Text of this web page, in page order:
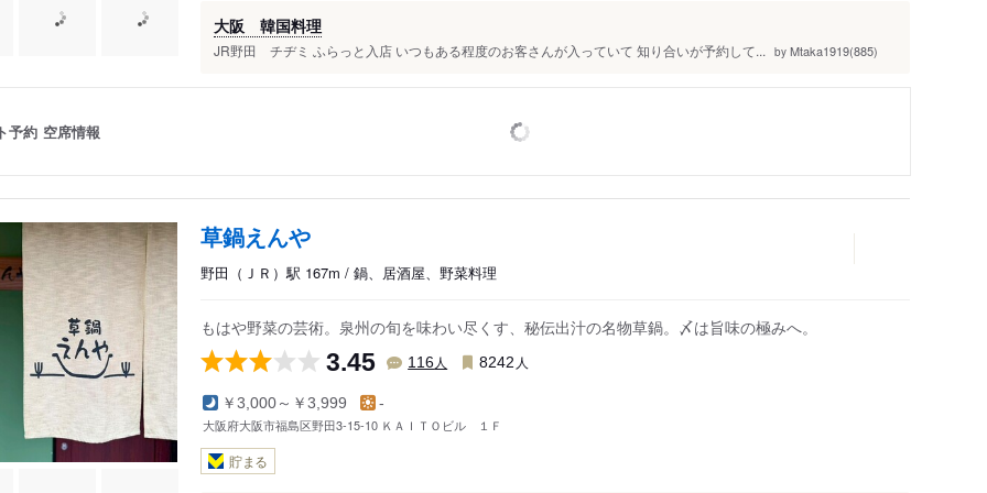
大阪 韓国料理
JR野田 チヂミ ふらっと入店 いつもある程度のお客さんが入っていて 知り合いが予約して... by Mtaka1919(885)
予約 空席情報
草鍋えんや
野田（ＪＲ）駅 167m / 鍋、居酒屋、野菜料理
もはや野菜の芸術。泉州の旬を味わい尽くす、秘伝出汁の名物草鍋。〆は旨味の極みへ。
3.45 116人 8242 人
￥3,000～￥3,999
-
大阪府大阪市福島区野田3-15-10 ＫＡＩＴＯビル １Ｆ
貯まる